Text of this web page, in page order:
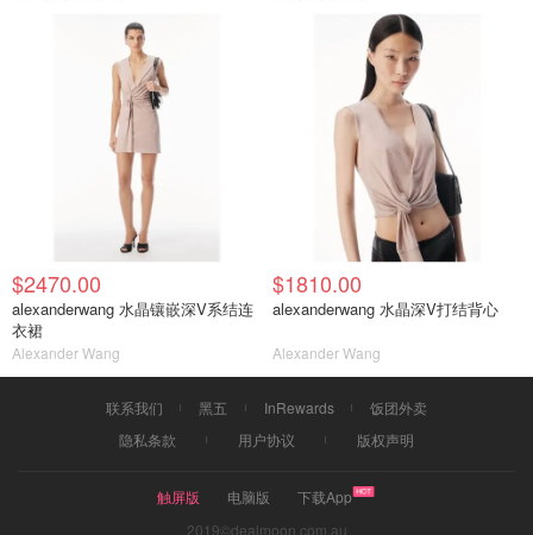
$2470.00
alexanderwang 水晶镶嵌深V系结连
衣裙
Alexander Wang
$1810.00
alexanderwang 水晶深V打结背心
Alexander Wang
联系我们 黑五 InRewards
饭团外卖
隐私条款
用户协议 版权声明
触屏版 电脑版
下载App
2019©dealmoon.com.au